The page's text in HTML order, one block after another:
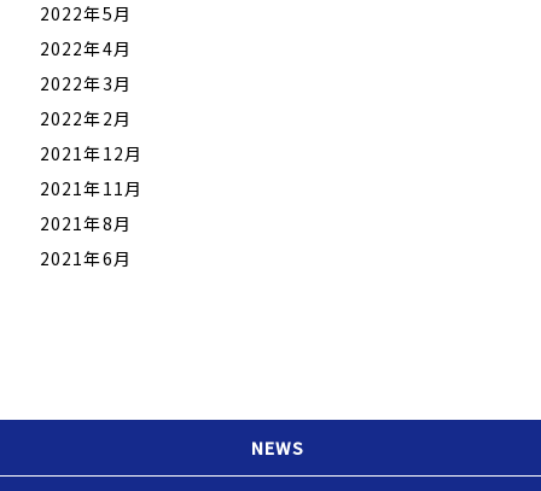
2022年5月
2022年4月
2022年3月
2022年2月
2021年12月
2021年11月
2021年8月
2021年6月
NEWS